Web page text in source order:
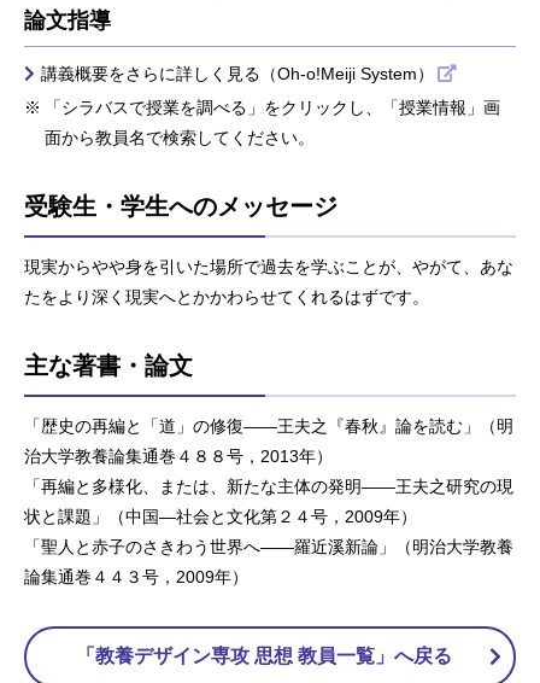
論文指導
講義概要をさらに詳しく見る（Oh-o!Meiji System）
「シラバスで授業を調べる」をクリックし、「授業情報」画
面から教員名で検索してください。
受験生・学生へのメッセージ
現実からやや身を引いた場所で過去を学ぶことが、やがて、あな
たをより深く現実へとかかわらせてくれるはずです。
主な著書・論文
「歴史の再編と「道」の修復——王夫之『春秋』論を読む」（明
治大学教養論集通巻４８８号，2013年）
「再編と多様化、または、新たな主体の発明——王夫之研究の現
状と課題」（中国—社会と文化第２４号，2009年）
「聖人と赤子のさきわう世界へ——羅近溪新論」（明治大学教養
論集通巻４４３号，2009年）
「教養デザイン専攻 思想 教員一覧」へ戻る